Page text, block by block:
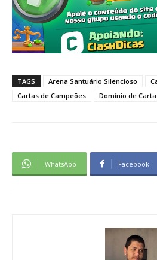
TAGS Arena Santuário Silencioso
Cartas de Campeões
Domínio de
WhatsApp Facebook